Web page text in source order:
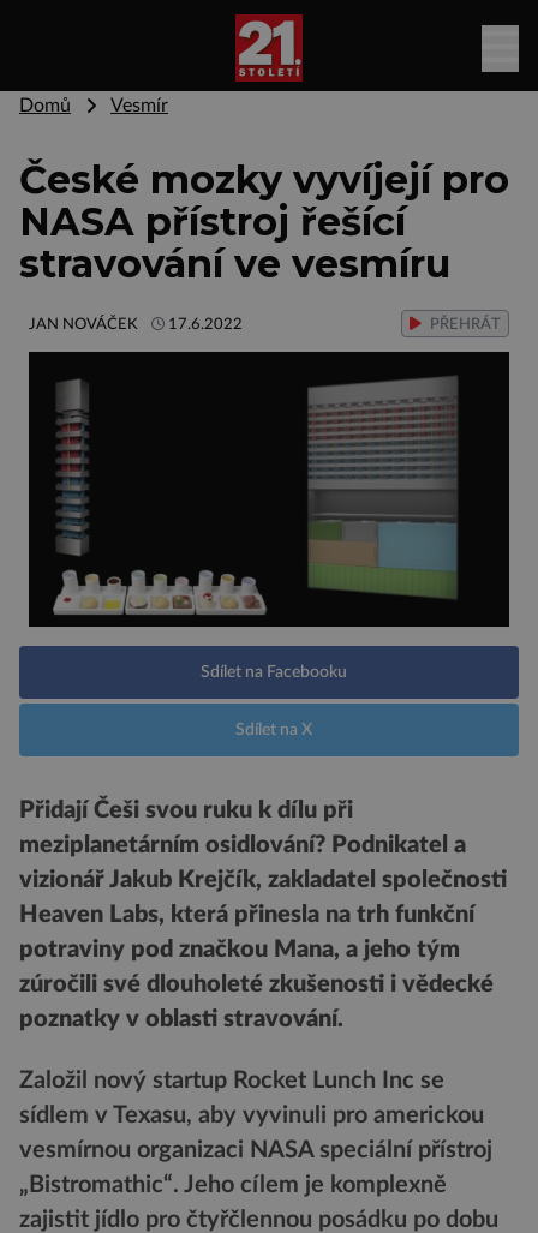
Domů Vesmír
České mozky vyvíjejí pro
NASA přístroj řešící
stravování ve vesmíru
JAN NOVÁČEK 17.6.2022 PŘEHRÁT
Sdílet na Facebooku
Sdílet na X
Přidají Češi svou ruku k dílu při
meziplanetárním osidlování? Podnikatel a
vizionář Jakub Krejčík, zakladatel společnosti
Heaven Labs, která přinesla na trh funkční
potraviny pod značkou Mana, a jeho tým
zúročili své dlouholeté zkušenosti i vědecké
poznatky v oblasti stravování.
Založil nový startup Rocket Lunch Inc se
sídlem v Texasu, aby vyvinuli pro americkou
vesmírnou organizaci NASA speciální přístroj
„Bistromathic“. Jeho cílem je komplexně
zajistit jídlo pro čtyřčlennou posádku po dobu